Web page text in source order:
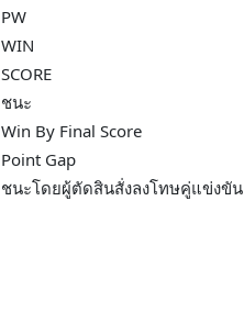
PW
WIN
SCORE
ชนะ
Win By Final Score
Point Gap
ชนะโดยผู้ตัดสินสั่งลงโทษคู่แข่งขัน